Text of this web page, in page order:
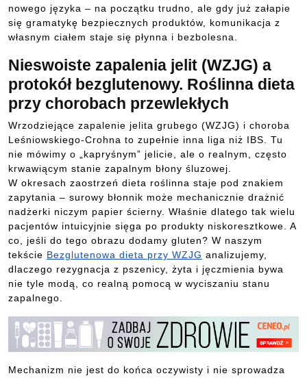
nowego języka – na początku trudno, ale gdy już załapie
się gramatykę bezpiecznych produktów, komunikacja z
własnym ciałem staje się płynna i bezbolesna.
Nieswoiste zapalenia jelit (WZJG) a
protokół bezglutenowy. Roślinna dieta
przy chorobach przewlekłych
Wrzodziejące zapalenie jelita grubego (WZJG) i choroba
Leśniowskiego-Crohna to zupełnie inna liga niż IBS. Tu
nie mówimy o „kapryśnym” jelicie, ale o realnym, często
krwawiącym stanie zapalnym błony śluzowej.
W okresach zaostrzeń dieta roślinna staje pod znakiem
zapytania – surowy błonnik może mechanicznie drażnić
nadżerki niczym papier ścierny. Właśnie dlatego tak wielu
pacjentów intuicyjnie sięga po produkty niskoresztkowe. A
co, jeśli do tego obrazu dodamy gluten? W naszym
tekście Bezglutenowa dieta przy WZJG analizujemy,
dlaczego rezygnacja z pszenicy, żyta i jęczmienia bywa
nie tyle modą, co realną pomocą w wyciszaniu stanu
zapalnego.
Mechanizm nie jest do końca oczywisty i nie sprowadza